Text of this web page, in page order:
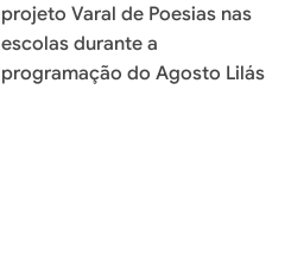
projeto Varal de Poesias nas
escolas durante a
programação do Agosto Lilás